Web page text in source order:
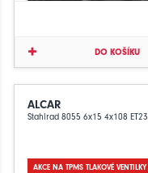
DO KOŠÍKU
ALCAR
Stahlrad 8055 6x15 4x108 ET23
AKCE NA TPMS TLAKOVÉ VENTILKY